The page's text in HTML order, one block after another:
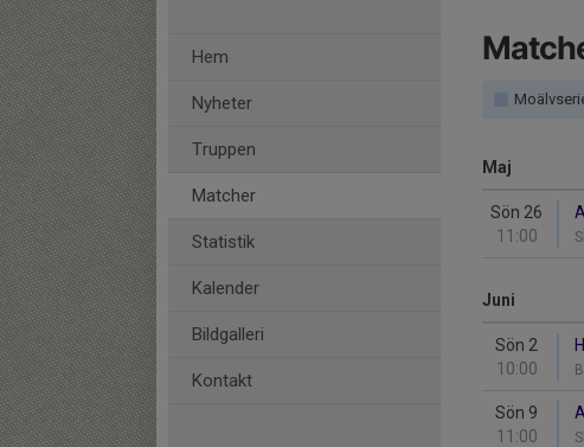
Hem
Nyheter
Truppen
Matcher
Statistik
Kalender
Bildgalleri
Kontakt
Maj
Sön 26
11:00
Juni
Sön 2
10:00
Sön 9
11:00